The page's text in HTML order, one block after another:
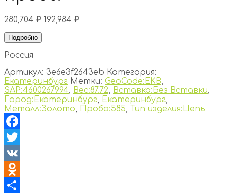
280,704₽ 192,984 ₽
Подробно
Россия
Артикул: 3e6e3f2643eb Категория:
Екатеринбург Метки: GeoCode:EKB,
SAP:4600267994, Вес:87.72, Вставка:Без Вставки,
Город:Екатеринбург, Екатеринбург,
Металл:Золото, Проба:585, Тип изделия:Цепь
Facebook
Twitter
VK
Odnoklassniki